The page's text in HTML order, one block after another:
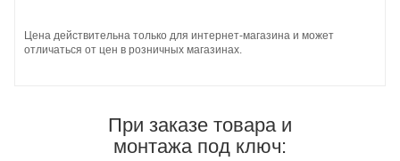
Цена действительна только для интернет-магазина и может
отличаться от цен в розничных магазинах.
При заказе товара и
монтажа под ключ: